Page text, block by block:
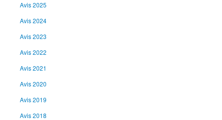
Avis 2025
Avis 2024
Avis 2023
Avis 2022
Avis 2021
Avis 2020
Avis 2019
Avis 2018